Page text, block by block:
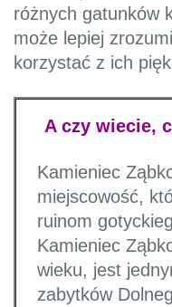
różnych gatunków
może lepiej
korzystać z ich
A czy wiecie,
Kamieniec
miejscowość,
ruinom
Kamieniec
wieku, jest
zabytków